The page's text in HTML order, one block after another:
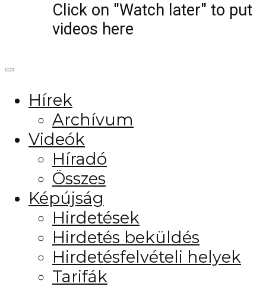
Click on "Watch later" to put
videos here
Hírek
Archívum
Videók
Híradó
Összes
Képújság
Hirdetések
Hirdetés beküldés
Hirdetésfelvételi helyek
Tarifák